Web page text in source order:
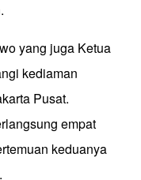
yang juga Ketua
kediaman
Pusat.
empat
keduanya